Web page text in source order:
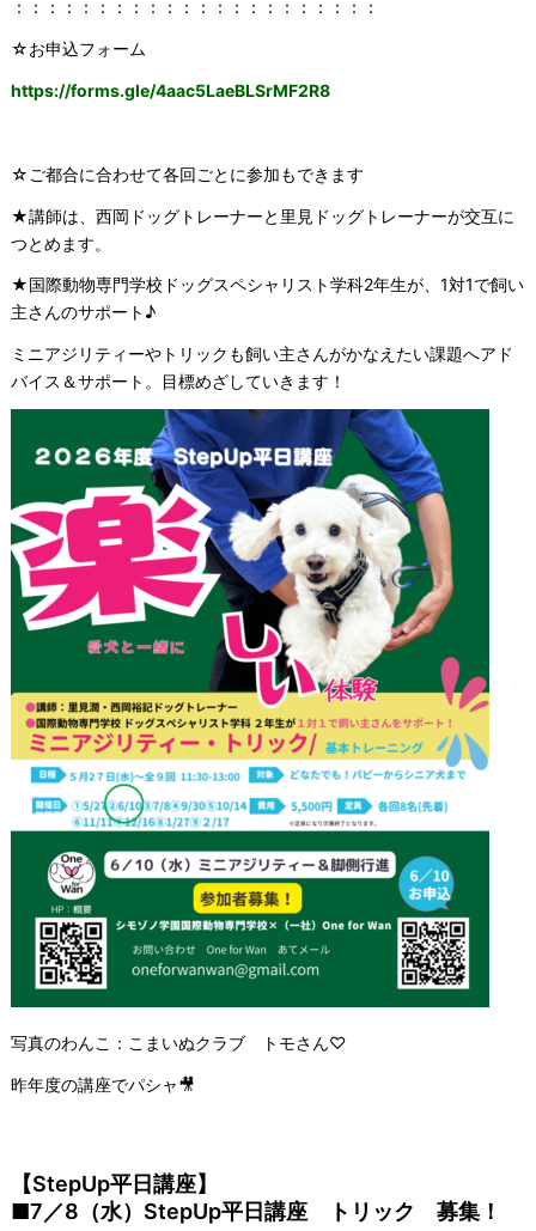
：：：：：：：：：：：：：：：：：：：：：：
☆お申込フォーム
https://forms.gle/4aac5LaeBLSrMF2R8
☆ご都合に合わせて各回ごとに参加もできます
★講師は、西岡ドッグトレーナーと里見ドッグトレーナーが交互に
つとめます。
★国際動物専門学校ドッグスペシャリスト学科2年生が、1対1で飼い
主さんのサポート♪
ミニアジリティーやトリックも飼い主さんがかなえたい課題へアド
バイス＆サポート。目標めざしていきます！
写真のわんこ：こまいぬクラブ トモさん♡
昨年度の講座でパシャ🎥
【StepUp平日講座】
■7／8（水）StepUp平日講座 トリック 募集！